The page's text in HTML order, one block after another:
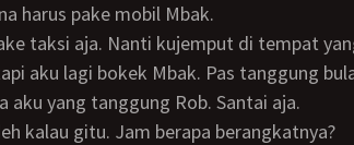
harus pake mobil Mbak.
taksi aja. Nanti kujemput di tempat
tapi aku lagi bokek Mbak. Pas tanggung
aku yang tanggung Rob. Santai aja.
kalau gitu. Jam berapa berangkatnya?